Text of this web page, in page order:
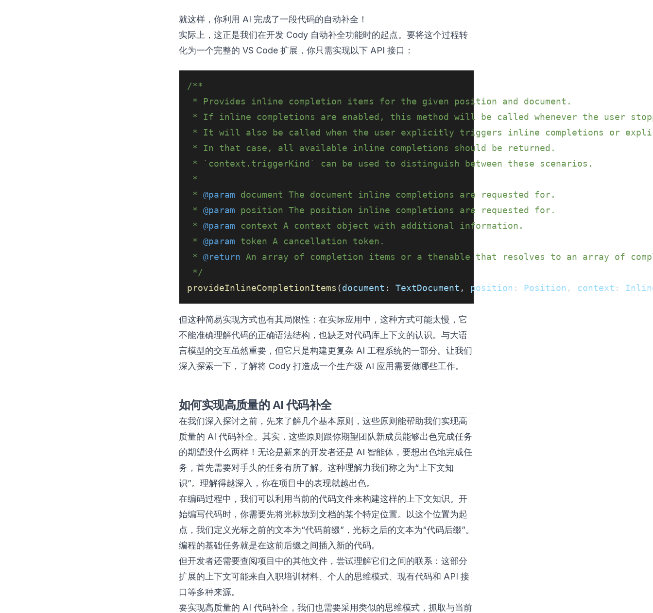
就这样，你利用 AI 完成了一段代码的自动补全！
实际上，这正是我们在开发 Cody 自动补全功能时的起点。要将这个过程转
化为一个完整的 VS Code 扩展，你只需实现以下 API 接口：
/**
* Provides inline completion items for the given position and document.
* If inline completions are enabled, this method will be called whenever the user
* It will also be called when the user explicitly triggers inline completions or
* In that case, all available inline completions should be returned.
* `context.triggerKind` can be used to distinguish between these scenarios.
*
* @param document The document inline completions are requested for.
* @param position The position inline completions are requested for.
* @param context A context object with additional information.
* @param token A cancellation token.
* @return An array of completion items or a thenable that resolves to an array of
*/
provideInlineCompletionItems (document : TextDocument , position : Position , context :
但这种简易实现方式也有其局限性：在实际应用中，这种方式可能太慢，它
不能准确理解代码的正确语法结构，也缺乏对代码库上下文的认识。与大语
言模型的交互虽然重要，但它只是构建更复杂 AI 工程系统的一部分。让我们
深入探索一下，了解将 Cody 打造成一个生产级 AI 应用需要做哪些工作。
如何实现高质量的 AI 代码补全
在我们深入探讨之前，先来了解几个基本原则，这些原则能帮助我们实现高
质量的 AI 代码补全。其实，这些原则跟你期望团队新成员能够出色完成任务
的期望没什么两样！无论是新来的开发者还是 AI 智能体，要想出色地完成任
务，首先需要对手头的任务有所了解。这种理解力我们称之为“上下文知
识”。理解得越深入，你在项目中的表现就越出色。
在编码过程中，我们可以利用当前的代码文件来构建这样的上下文知识。开
始编写代码时，你需要先将光标放到文档的某个特定位置。以这个位置为起
点，我们定义光标之前的文本为“代码前缀”，光标之后的文本为“代码后缀”。
编程的基础任务就是在这前后缀之间插入新的代码。
但开发者还需要查阅项目中的其他文件，尝试理解它们之间的联系：这部分
扩展的上下文可能来自入职培训材料、个人的思维模式、现有代码和 API 接
口等多种来源。
要实现高质量的 AI 代码补全，我们也需要采用类似的思维模式，抓取与当前